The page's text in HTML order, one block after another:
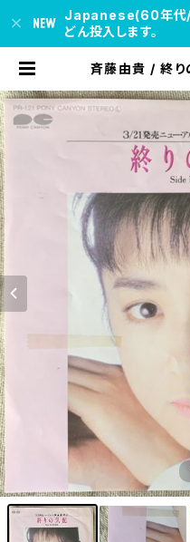
Japanese(60年代/
どん投入します。
斉藤由貴 / 終